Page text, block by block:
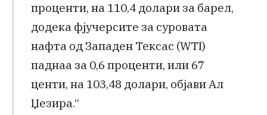
проценти, на 110,4 долари за барел,
додека фјучерсите за суровата
нафта од Западен Тексас (WTI)
паднаа за 0,6 проценти, или 67
центи, на 103,48 долари, објави Ал
Џезира.“